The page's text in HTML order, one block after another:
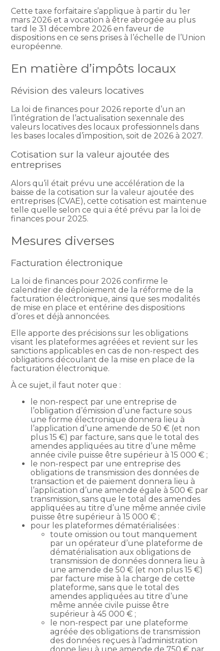
Cette taxe forfaitaire s’applique à partir du 1er
mars 2026 et a vocation à être abrogée au plus
tard le 31 décembre 2026 en faveur de
dispositions en ce sens prises à l’échelle de l’Union
européenne.
En matière d’impôts locaux
Révision des valeurs locatives
La loi de finances pour 2026 reporte d’un an
l’intégration de l’actualisation sexennale des
valeurs locatives des locaux professionnels dans
les bases locales d’imposition, soit de 2026 à 2027.
Cotisation sur la valeur ajoutée des
entreprises
Alors qu’il était prévu une accélération de la
baisse de la cotisation sur la valeur ajoutée des
entreprises (CVAE), cette cotisation est maintenue
telle quelle selon ce qui a été prévu par la loi de
finances pour 2025.
Mesures diverses
Facturation électronique
La loi de finances pour 2026 confirme le
calendrier de déploiement de la réforme de la
facturation électronique, ainsi que ses modalités
de mise en place et entérine des dispositions
d’ores et déjà annoncées.
Elle apporte des précisions sur les obligations
visant les plateformes agréées et revient sur les
sanctions applicables en cas de non-respect des
obligations découlant de la mise en place de la
facturation électronique.
À ce sujet, il faut noter que :
le non-respect par une entreprise de
l’obligation d’émission d’une facture sous
une forme électronique donnera lieu à
l’application d’une amende de 50 € (et non
plus 15 €) par facture, sans que le total des
amendes appliquées au titre d’une même
année civile puisse être supérieur à 15 000 € ;
le non-respect par une entreprise des
obligations de transmission des données de
transaction et de paiement donnera lieu à
l’application d’une amende égale à 500 € par
transmission, sans que le total des amendes
appliquées au titre d’une même année civile
puisse être supérieur à 15 000 € ;
pour les plateformes dématérialisées :
toute omission ou tout manquement
par un opérateur d’une plateforme de
dématérialisation aux obligations de
transmission de données donnera lieu à
une amende de 50 € (et non plus 15 €)
par facture mise à la charge de cette
plateforme, sans que le total des
amendes appliquées au titre d’une
même année civile puisse être
supérieur à 45 000 € ;
le non-respect par une plateforme
agréée des obligations de transmission
des données reçues à l’administration